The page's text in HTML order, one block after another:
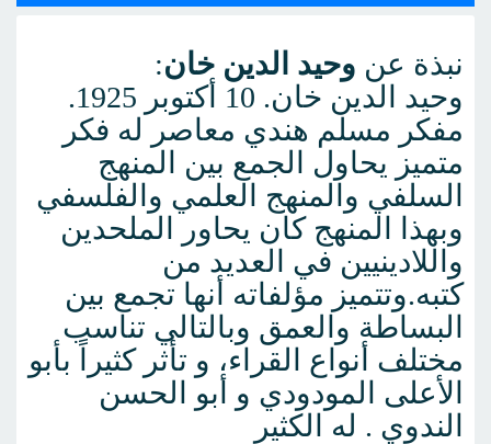
نبذة عن وحيد الدين خان:
وحيد الدين خان. 10 أكتوبر 1925.
مفكر مسلم هندي معاصر له فكر
متميز يحاول الجمع بين المنهج
السلفي والمنهج العلمي والفلسفي
وبهذا المنهج كان يحاور الملحدين
واللادينيين في العديد من
كتبه.وتتميز مؤلفاته أنها تجمع بين
البساطة والعمق وبالتالي تناسب
مختلف أنواع القراء، و تأثر كثيراً بأبو
الأعلى المودودي و أبو الحسن
الندوي . له الكثير